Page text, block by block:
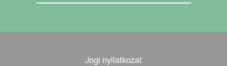
Jogi nyilatkozat